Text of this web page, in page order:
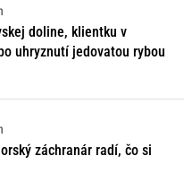
doline, klientku v
uhryznutí jedovatou rybou
záchranár radí, čo si